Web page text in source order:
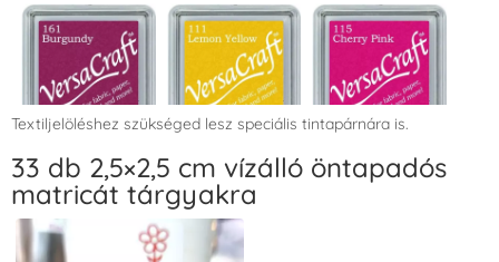
VersaCraft
Tintapárna -
Bordó
+1.380 Ft
VersaCraft
Tintapárna -
Citromsárga
+1.380 Ft
VersaCraft
Tintapárna -
Textiljelöléshez szükséged lesz speciális tintapárnára is.
33 db 2,5×2,5 cm vízálló öntapadós
matricát tárgyakra